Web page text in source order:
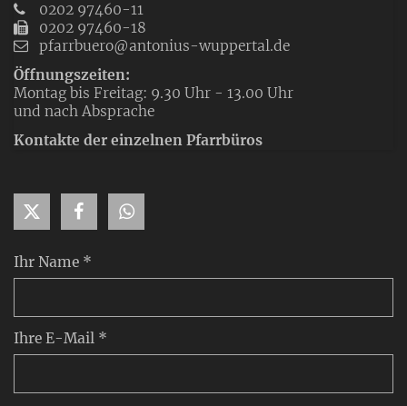
Ihr Name *
Ihre E-Mail *
0202 97460-11
0202 97460-18
pfarrbuero@antonius-wuppertal.de
Öffnungszeiten:
Montag bis Freitag: 9.30 Uhr - 13.00 Uhr
und nach Absprache
Kontakte der einzelnen Pfarrbüros